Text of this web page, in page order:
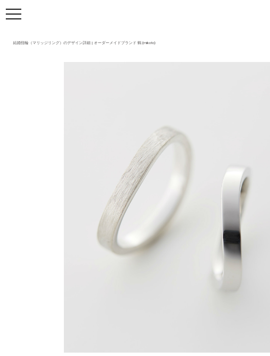
結婚指輪（マリッジリング）のデザイン詳細 | オーダーメイドブランド 鶴 (mikoto)
toggle
navigation